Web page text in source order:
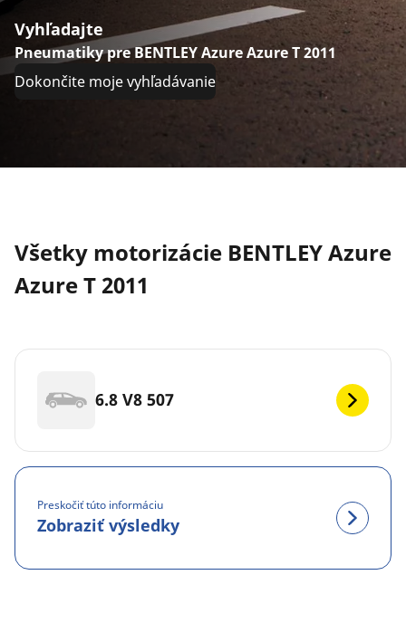
Vyhľadajte
Pneumatiky pre BENTLEY Azure Azure T 2011
Dokončite moje vyhľadávanie
Všetky motorizácie BENTLEY Azure
Azure T 2011
6.8 V8 507
Preskočiť túto informáciu
Zobraziť výsledky